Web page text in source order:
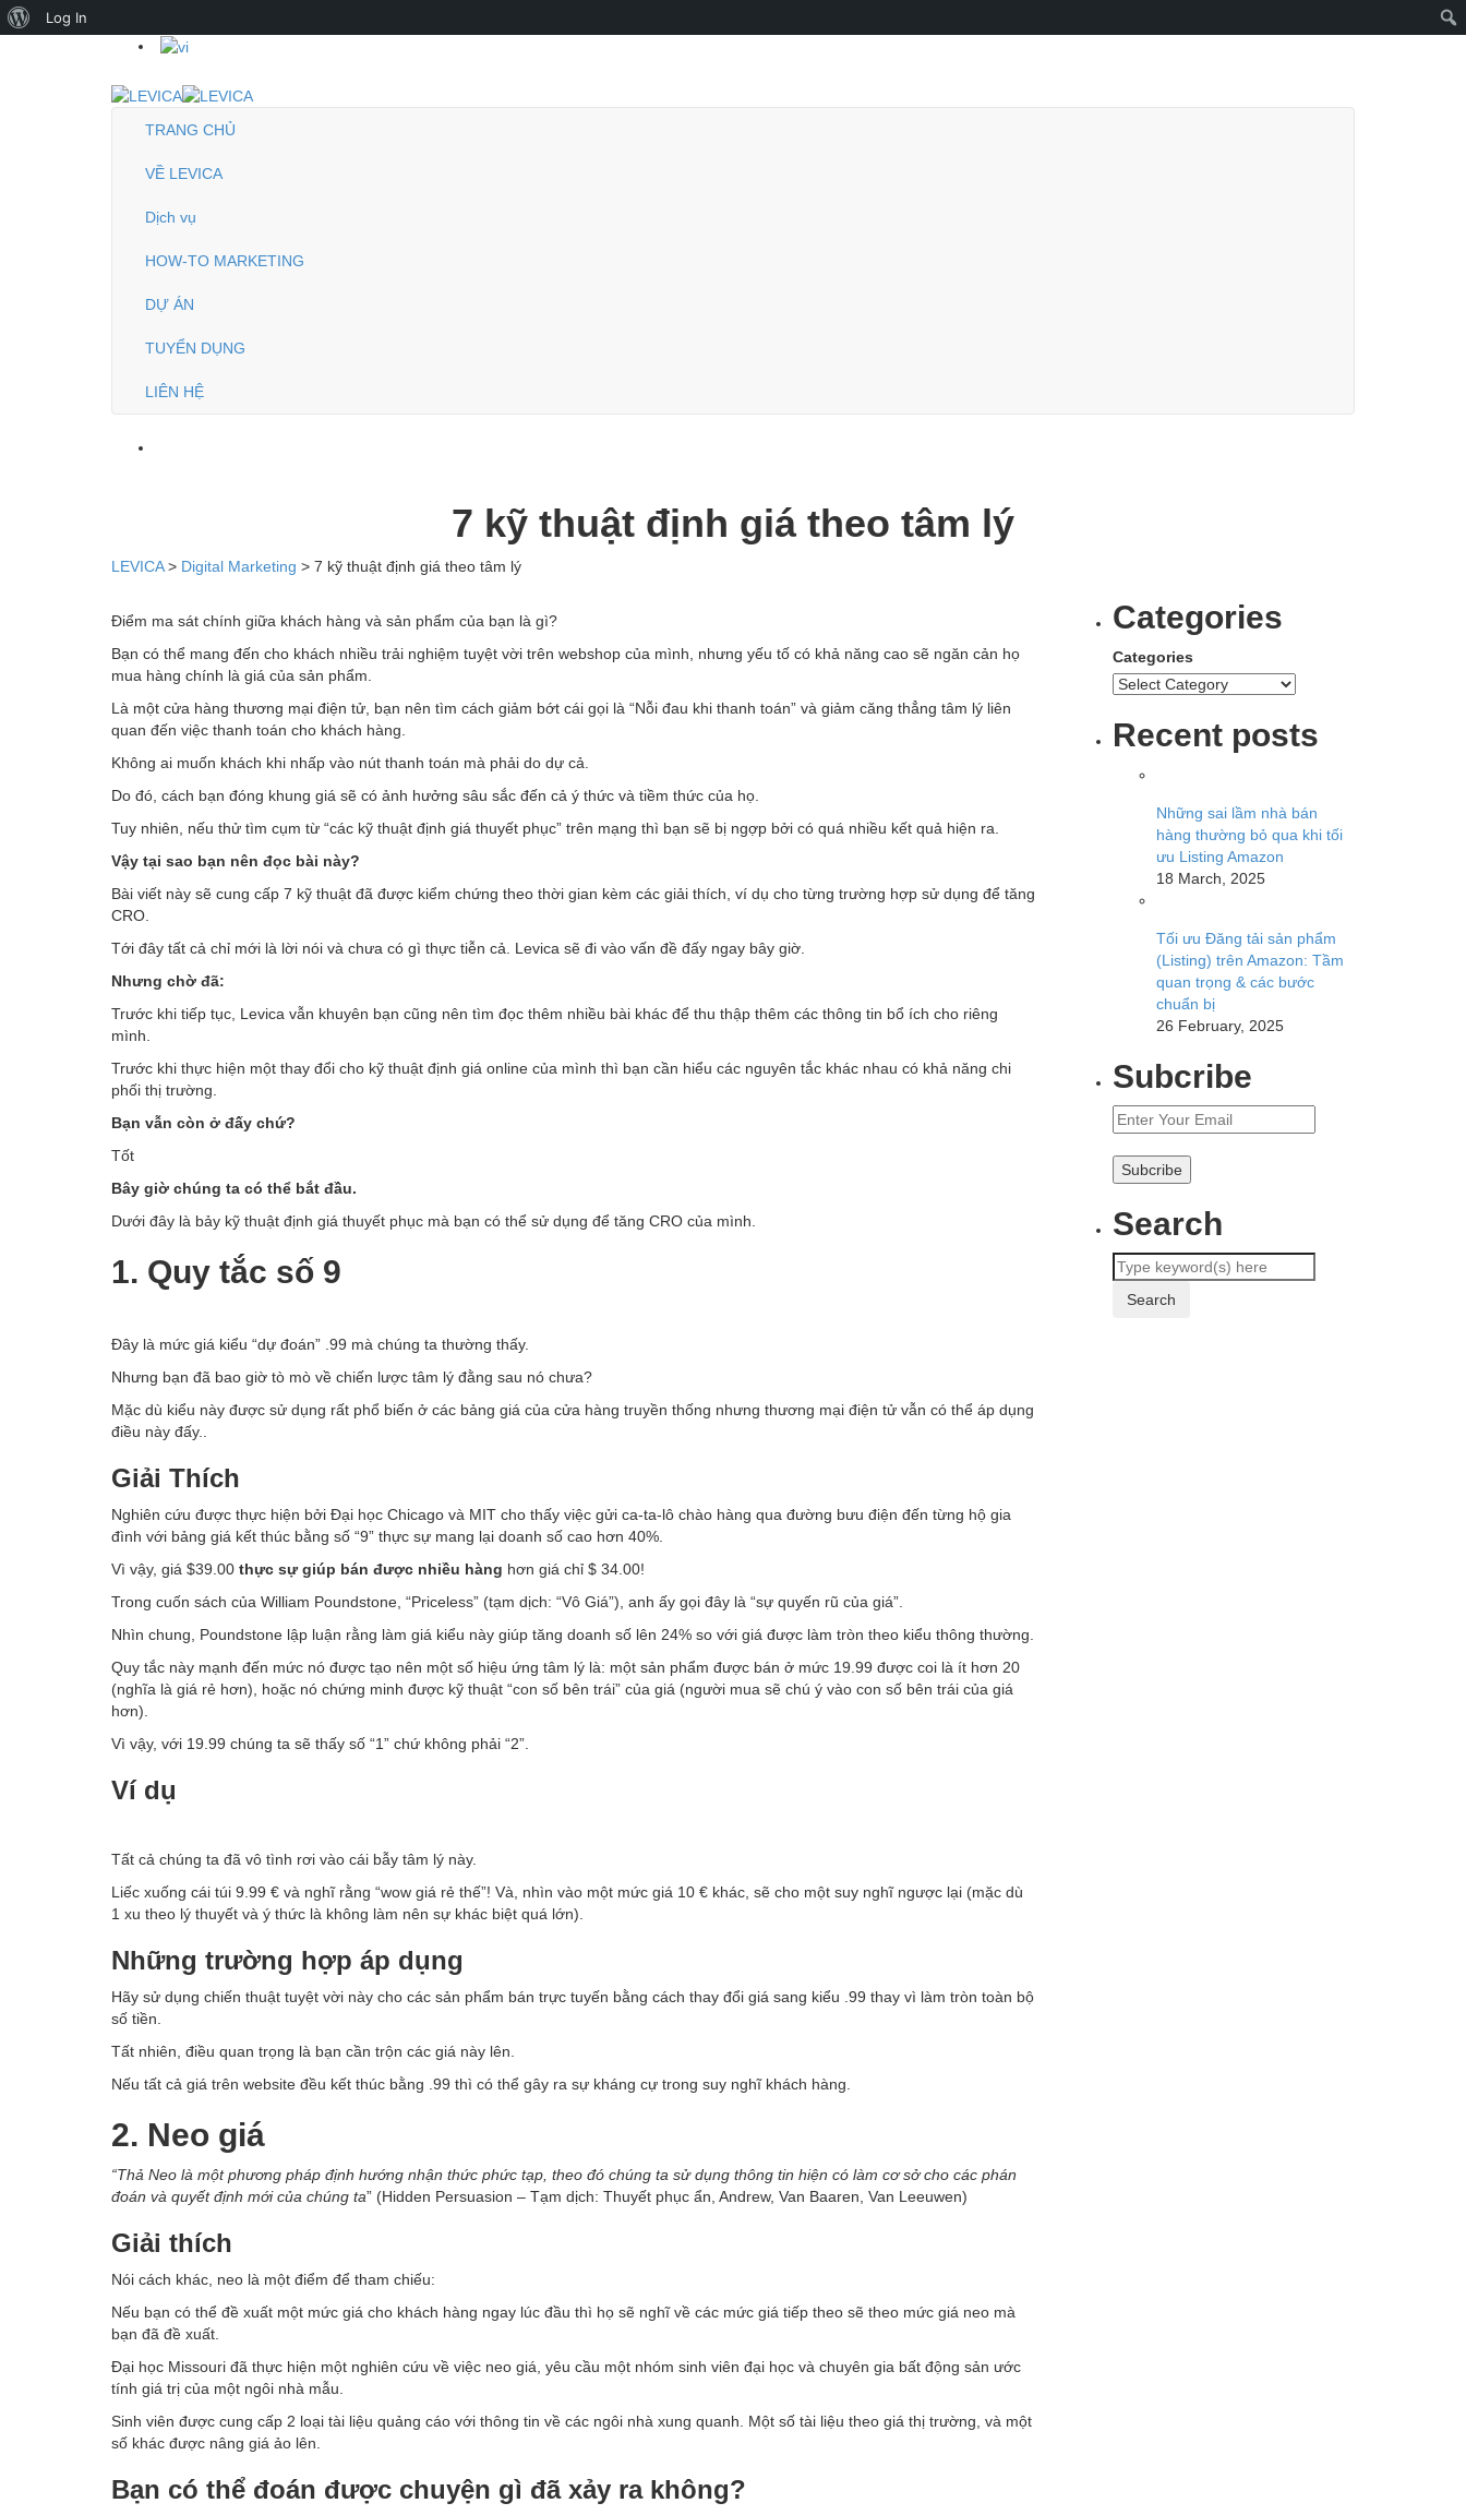
TRANG CHỦ
VỀ LEVICA
Dịch vụ
HOW-TO MARKETING
DỰ ÁN
TUYỂN DỤNG
LIÊN HỆ
7 kỹ thuật định giá theo tâm lý
LEVICA> Digital Marketing > 7 kỹ thuật định giá theo tâm lý
Điểm ma sát chính giữa khách hàng và sản phẩm của bạn là gì?
Bạn có thể mang đến cho khách nhiều trải nghiệm tuyệt vời trên webshop của mình, nhưng yếu tố có khả năng cao sẽ ngăn cản họ
mua hàng chính là giá của sản phẩm.
Là một cửa hàng thương mại điện tử, bạn nên tìm cách giảm bớt cái gọi là “Nỗi đau khi thanh toán” và giảm căng thẳng tâm lý liên
quan đến việc thanh toán cho khách hàng.
Không ai muốn khách khi nhấp vào nút thanh toán mà phải do dự cả.
Do đó, cách bạn đóng khung giá sẽ có ảnh hưởng sâu sắc đến cả ý thức và tiềm thức của họ.
Tuy nhiên, nếu thử tìm cụm từ “các kỹ thuật định giá thuyết phục” trên mạng thì bạn sẽ bị ngợp bởi có quá nhiều kết quả hiện ra.
Vậy tại sao bạn nên đọc bài này?
Bài viết này sẽ cung cấp 7 kỹ thuật đã được kiểm chứng theo thời gian kèm các giải thích, ví dụ cho từng trường hợp sử dụng để tăng
CRO.
Tới đây tất cả chỉ mới là lời nói và chưa có gì thực tiễn cả. Levica sẽ đi vào vấn đề đấy ngay bây giờ.
Nhưng chờ đã:
Trước khi tiếp tục, Levica vẫn khuyên bạn cũng nên tìm đọc thêm nhiều bài khác để thu thập thêm các thông tin bổ ích cho riêng
mình.
Trước khi thực hiện một thay đổi cho kỹ thuật định giá online của mình thì bạn cần hiểu các nguyên tắc khác nhau có khả năng chi
phối thị trường.
Bạn vẫn còn ở đấy chứ?
Tốt
Bây giờ chúng ta có thể bắt đầu.
Dưới đây là bảy kỹ thuật định giá thuyết phục mà bạn có thể sử dụng để tăng CRO của mình.
1. Quy tắc số 9
Đây là mức giá kiểu “dự đoán” .99 mà chúng ta thường thấy.
Nhưng bạn đã bao giờ tò mò về chiến lược tâm lý đằng sau nó chưa?
Mặc dù kiểu này được sử dụng rất phổ biến ở các bảng giá của cửa hàng truyền thống nhưng thương mại điện tử vẫn có thể áp dụng
điều này đấy..
Giải Thích
Nghiên cứu được thực hiện bởi Đại học Chicago và MIT cho thấy việc gửi ca-ta-lô chào hàng qua đường bưu điện đến từng hộ gia
đình với bảng giá kết thúc bằng số “9” thực sự mang lại doanh số cao hơn 40%.
Vì vậy, giá $39.00 thực sự giúp bán được nhiều hàng hơn giá chỉ $ 34.00!
Trong cuốn sách của William Poundstone, “Priceless” (tạm dịch: “Vô Giá”), anh ấy gọi đây là “sự quyến rũ của giá”.
Nhìn chung, Poundstone lập luận rằng làm giá kiểu này giúp tăng doanh số lên 24% so với giá được làm tròn theo kiểu thông thường.
Quy tắc này mạnh đến mức nó được tạo nên một số hiệu ứng tâm lý là: một sản phẩm được bán ở mức 19.99 được coi là ít hơn 20
(nghĩa là giá rẻ hơn), hoặc nó chứng minh được kỹ thuật “con số bên trái” của giá (người mua sẽ chú ý vào con số bên trái của giá
hơn).
Vì vậy, với 19.99 chúng ta sẽ thấy số “1” chứ không phải “2”.
Ví dụ
Tất cả chúng ta đã vô tình rơi vào cái bẫy tâm lý này.
Liếc xuống cái túi 9.99 € và nghĩ rằng “wow giá rẻ thế”! Và, nhìn vào một mức giá 10 € khác, sẽ cho một suy nghĩ ngược lại (mặc dù
1 xu theo lý thuyết và ý thức là không làm nên sự khác biệt quá lớn).
Những trường hợp áp dụng
Hãy sử dụng chiến thuật tuyệt vời này cho các sản phẩm bán trực tuyến bằng cách thay đổi giá sang kiểu .99 thay vì làm tròn toàn bộ
số tiền.
Tất nhiên, điều quan trọng là bạn cần trộn các giá này lên.
Nếu tất cả giá trên website đều kết thúc bằng .99 thì có thể gây ra sự kháng cự trong suy nghĩ khách hàng.
2. Neo giá
“Thả Neo là một phương pháp định hướng nhận thức phức tạp, theo đó chúng ta sử dụng thông tin hiện có làm cơ sở cho các phán
đoán và quyết định mới của chúng ta” (Hidden Persuasion – Tạm dịch: Thuyết phục ẩn, Andrew, Van Baaren, Van Leeuwen)
Giải thích
Nói cách khác, neo là một điểm để tham chiếu:
Nếu bạn có thể đề xuất một mức giá cho khách hàng ngay lúc đầu thì họ sẽ nghĩ về các mức giá tiếp theo sẽ theo mức giá neo mà
bạn đã đề xuất.
Đại học Missouri đã thực hiện một nghiên cứu về việc neo giá, yêu cầu một nhóm sinh viên đại học và chuyên gia bất động sản ước
tính giá trị của một ngôi nhà mẫu.
Sinh viên được cung cấp 2 loại tài liệu quảng cáo với thông tin về các ngôi nhà xung quanh. Một số tài liệu theo giá thị trường, và một
số khác được nâng giá ảo lên.
Bạn có thể đoán được chuyện gì đã xảy ra không?
Categories
Categories
Recent posts
Những sai lầm nhà bán
hàng thường bỏ qua khi tối
ưu Listing Amazon
18 March, 2025
Tối ưu Đăng tải sản phẩm
(Listing) trên Amazon: Tầm
quan trọng & các bước
chuẩn bị
26 February, 2025
Subcribe
Search
About
Log In